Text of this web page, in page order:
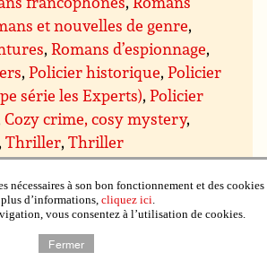
et nouvelles de genre,
,Romans d’espionnage,
,Policier historique,Policier
série les Experts),Policier
Cozy crime, cosy mystery,
,Thriller,Thriller
,Thriller conspiration, politique,
militaire,Thriller médical et
juridique et financier,
,Romans d’amour, romans
nécessaires à son bon fonctionnement et des cookies
d’informations, cliquez ici.
vous consentez à l’utilisation de cookies.
Fermer